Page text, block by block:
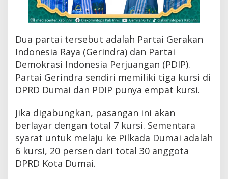
H
e
d
r
S
a
n
d
a
-
R
i
z
Dua partai tersebut adalah Partai Gerakan
Indonesia Raya (Gerindra) dan Partai
Demokrasi Indonesia Perjuangan (PDIP).
Partai Gerindra sendiri memiliki tiga kursi di
DPRD Dumai dan PDIP punya empat kursi.
Jika digabungkan, pasangan ini akan
berlayar dengan total 7 kursi. Sementara
syarat untuk melaju ke Pilkada Dumai adalah
6 kursi, 20 persen dari total 30 anggota
DPRD Kota Dumai.